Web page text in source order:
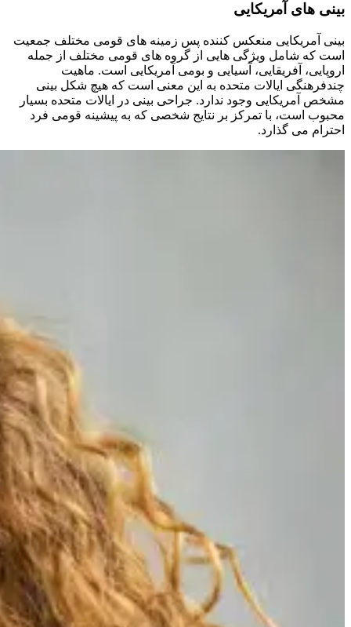
بینی های آمریکایی
بینی آمریکایی منعکس کننده پس زمینه های قومی مختلف جمعیت
است که شامل ویژگی هایی از گروه های قومی مختلف از جمله
اروپایی، آفریقایی، آسیایی و بومی آمریکایی است. ماهیت
چندفرهنگی ایالات متحده به این معنی است که هیچ شکل بینی
مشخص آمریکایی وجود ندارد. جراحی بینی در ایالات متحده بسیار
محبوب است، با تمرکز بر نتایج شخصی که به پیشینه قومی فرد
احترام می گذارد.